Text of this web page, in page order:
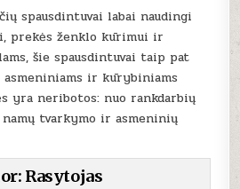
spausdintuvai labai naudingi
prekės ženklo kūrimui ir
šie spausdintuvai taip pat
ir kūrybiniams
yra neribotos: nuo rankdarbių
tvarkymo ir asmeninių
Rasytojas